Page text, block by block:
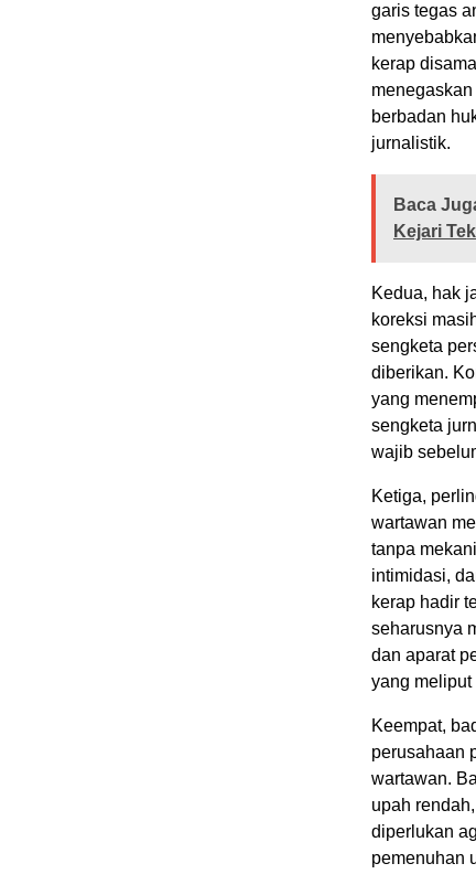
garis tegas
kerap
berbadan
jurnalistik.
Baca
Kejari
Kedua, hak
koreksi
sengketa
diberikan.
yang
sengketa
wajib
Ketiga,
wartawan
tanpa
intimidasi,
kerap hadir
seharusnya
dan aparat
yang meliput
Keempat,
perusahaan
wartawan.
upah
diperlukan
pemenuhan